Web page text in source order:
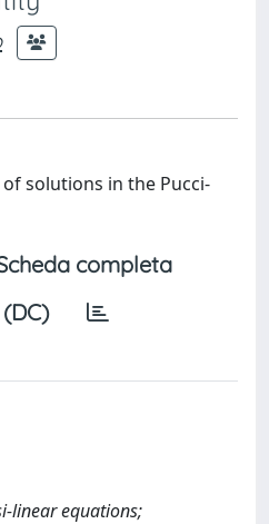
solutions in the Pucci-
completa
linear equations;